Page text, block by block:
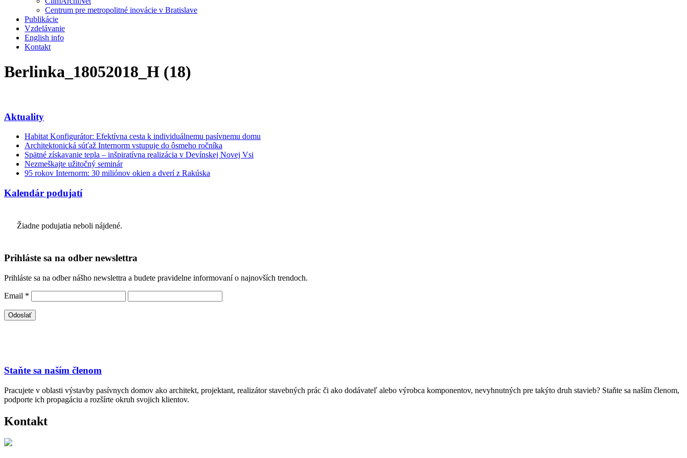
Centrum pre metropolitné inovácie v Bratislave
Publikácie
Vzdelávanie
English info
Kontakt
Berlinka_18052018_H (18)
Aktuality
Habitat Konfigurátor: Efektívna cesta k individuálnemu pasívnemu domu
Architektonická súťaž Internorm vstupuje do ôsmeho ročníka
Spätné získavanie tepla – inšpiratívna realizácia v Devínskej Novej Vsi
Nezmeškajte užitočný seminár
95 rokov Internorm: 30 miliónov okien a dverí z Rakúska
Kalendár podujatí
Žiadne podujatia neboli nájdené.
Prihláste sa na odber newslettra
Prihláste sa na odber nášho newslettra a budete pravidelne informovaní o najnovších trendoch.
Email *
Staňte sa naším členom
Pracujete v oblasti výstavby pasívnych domov ako architekt, projektant, realizátor stavebných prác či ako dodávateľ alebo výrobca komponentov, nevyhnutných pre takýto druh stavieb? Staňte sa naším členom,
podporte ich propagáciu a rozšírte okruh svojich klientov.
Kontakt